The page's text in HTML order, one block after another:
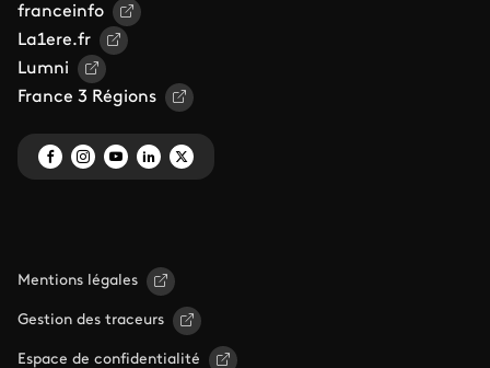
franceinfo
La1ere.fr
Lumni
France 3 Régions
Mentions légales
Gestion des traceurs
Espace de confidentialité